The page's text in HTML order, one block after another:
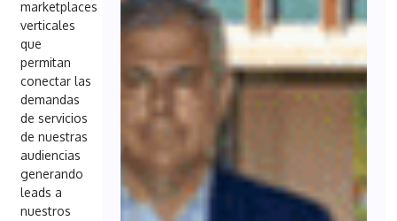
marketplaces
verticales
que
permitan
conectar las
demandas
de servicios
de nuestras
audiencias
generando
leads a
nuestros